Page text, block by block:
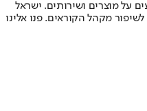
על מוצרים ושירותים. ישראל
מקהל הקוראים. פנו אלינו